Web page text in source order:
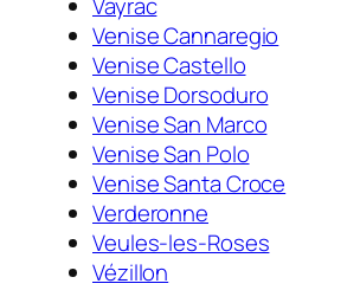
Vayrac
Venise Cannaregio
Venise Castello
Venise Dorsoduro
Venise San Marco
Venise San Polo
Venise Santa Croce
Verderonne
Veules-les-Roses
Vézillon